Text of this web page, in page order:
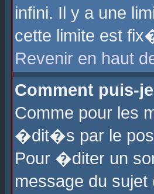
infini. Il y a une
cette limite est
Revenir en haut
Comment puis-
Comme pour les
�dit�s par le
Pour �diter un
message du